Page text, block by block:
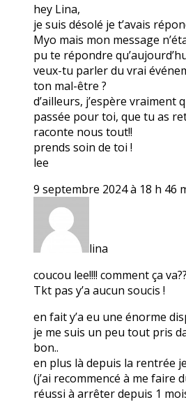
hey Lina,
je suis désolé je t’avais
Myo mais mon message
pu te répondre
veux-tu parler du vrai
ton mal-être ?
d’ailleurs, j’espère vraiment
passée pour toi, que tu as
raconte nous tout!!
prends soin de toi !
lee
9 septembre 2024 à 18 h 46
lina
coucou lee!!!! comment ça
Tkt pas y’a aucun soucis !
en fait y’a eu une énorme
je me suis un peu tout pris
bon..
en plus là depuis la rentrée
(j’ai recommencé à me faire
réussi à arrêter depuis 1